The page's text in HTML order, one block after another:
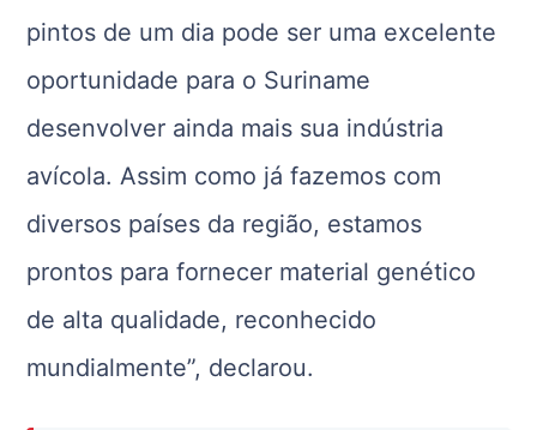
pintos de um dia pode ser uma excelente
oportunidade para o Suriname
desenvolver ainda mais sua indústria
avícola. Assim como já fazemos com
diversos países da região, estamos
prontos para fornecer material genético
de alta qualidade, reconhecido
mundialmente”, declarou.